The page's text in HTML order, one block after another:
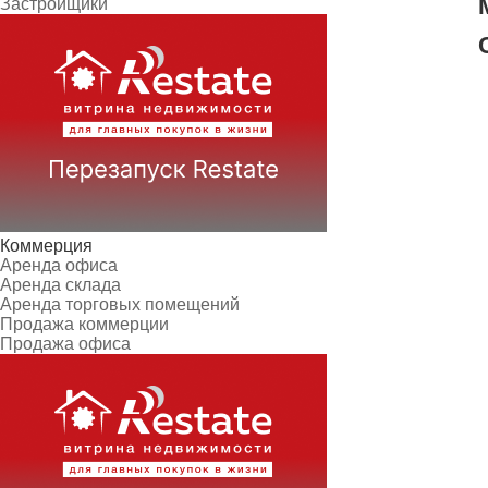
Застройщики
Коммерция
Аренда офиса
Аренда склада
Аренда торговых помещений
Продажа коммерции
Продажа офиса